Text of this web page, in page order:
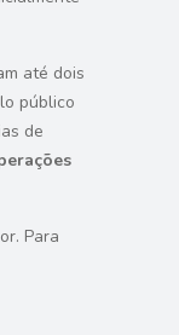
até dois
público
de
Para